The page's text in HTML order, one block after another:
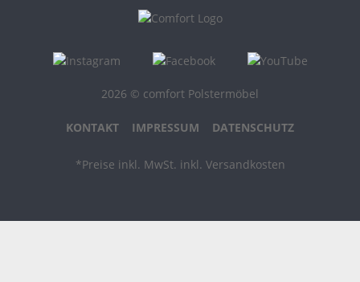
2026 © comfort Polstermöbel
KONTAKT IMPRESSUM DATENSCHUTZ
*Preise inkl. MwSt. inkl. Versandkosten